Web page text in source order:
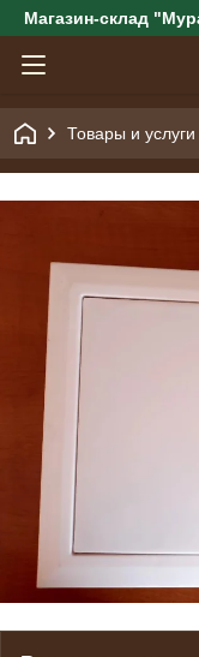
Магазин-склад
Товары и услуги